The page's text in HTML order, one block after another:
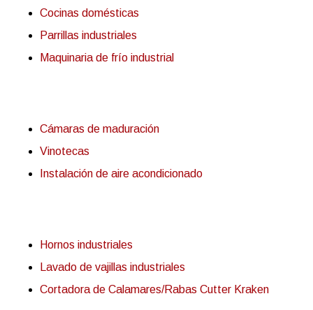
Cocinas domésticas
Parrillas industriales
Maquinaria de frío industrial
Cámaras de maduración
Vinotecas
Instalación de aire acondicionado
Hornos industriales
Lavado de vajillas industriales
Cortadora de Calamares/Rabas Cutter Kraken